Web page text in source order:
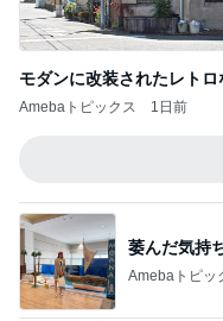
モダンに改装されたレトロ
Amebaトピックス 1日前
萎んだ気持
Amebaトピッ